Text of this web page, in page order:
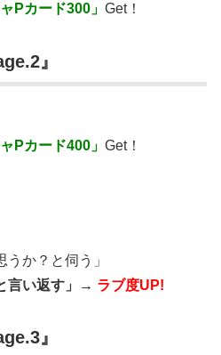
ャPカード300」 Get！
』
ャPカード400」 Get！
うか？と伺う」
言い返す」→ ラブ度UP!
』